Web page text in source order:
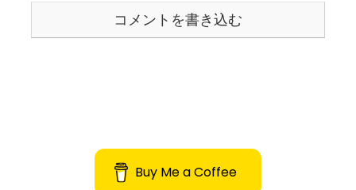
コメントを書き込む
Buy Me a Coffee